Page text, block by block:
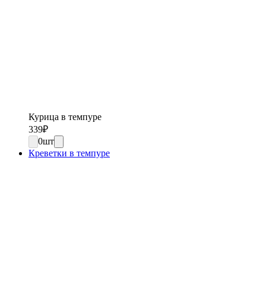
Курица в темпуре
339₽
0шт
Креветки в темпуре